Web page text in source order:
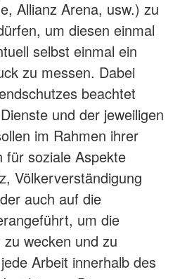
Allianz Arena, usw.) zu
um diesen einmal
selbst einmal ein
zu messen. Dabei
beachtet
und der jeweiligen
im Rahmen ihrer
für soziale Aspekte
Völkerverständigung
auch auf die
um die
wecken und zu
Arbeit innerhalb des